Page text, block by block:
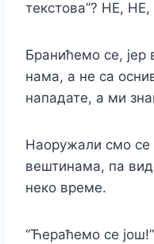
текстова”? НЕ,
Бранићемо се, јер
нама, а не са
нападате, а ми
Наоружали смо се
вештинама, па
неко време.
“Ћераћемо се још!”